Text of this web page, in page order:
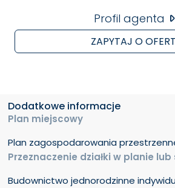
Profil agenta
ZAPYTAJ O
Dodatkowe informacje
Plan miejscowy
Plan zagospodarowania
Przeznaczenie działki w planie
Budownictwo jednorodzinne